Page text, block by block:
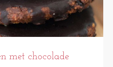
met chocolade